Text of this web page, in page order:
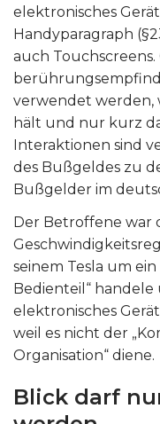
elektronisches
Handyparagraph
auch
verwendet werden,
hält und nur kurz
Interaktionen sind
des Bußgeldes zu
Bußgelder im
Der Betroffene war
seinem Tesla um
Bedienteil“
elektronisches Gerät
weil es nicht der
Organisation“ diene.
Blick darf